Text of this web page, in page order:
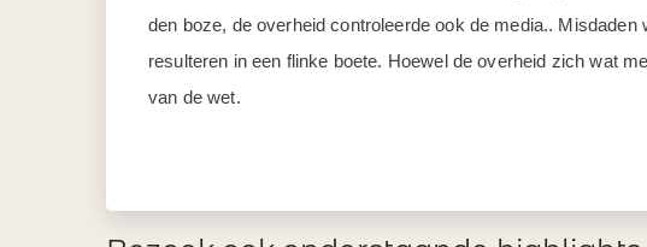
den boze, de overheid controleerde ook de media..
resulteren in een flinke boete. Hoewel de overheid zich wat
van de wet.